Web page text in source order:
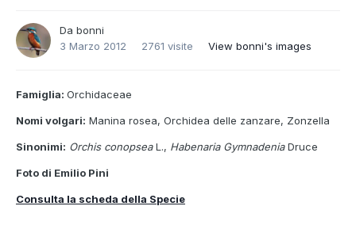
Da bonni
3 Marzo 2012
2761 visite View bonni's images
Famiglia: Orchidaceae
Nomi volgari: Manina rosea, Orchidea delle zanzare, Zonzella
Sinonimi: Orchis conopseaL., Habenaria GymnadeniaDruce
Foto di Emilio Pini
Consulta la scheda della Specie